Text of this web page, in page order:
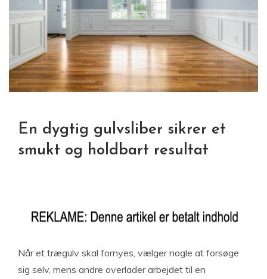
En dygtig gulvsliber sikrer et
smukt og holdbart resultat
Når et trægulv skal fornyes, vælger nogle at forsøge
sig selv, mens andre overlader arbejdet til en